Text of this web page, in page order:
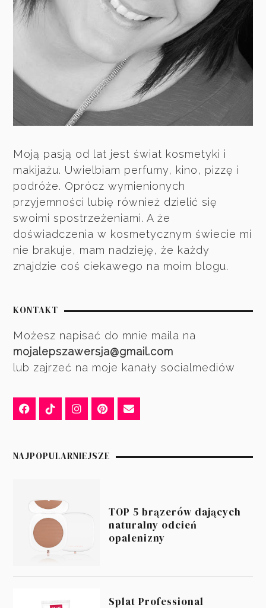
Moją pasją od lat jest świat kosmetyki i
makijażu. Uwielbiam perfumy, kino, pizzę i
podróże. Oprócz wymienionych
przyjemności lubię również dzielić się
swoimi spostrzeżeniami. A że
doświadczenia w kosmetycznym świecie mi
nie brakuje, mam nadzieję, że każdy
znajdzie coś ciekawego na moim blogu.
KONTAKT
Możesz napisać do mnie maila na
mojalepszawersja@gmail.com
lub zajrzeć na moje kanały socialmediów
NAJPOPULARNIEJSZE
TOP 5 brązerów dających
naturalny odcień
opalenizny
Splat Professional